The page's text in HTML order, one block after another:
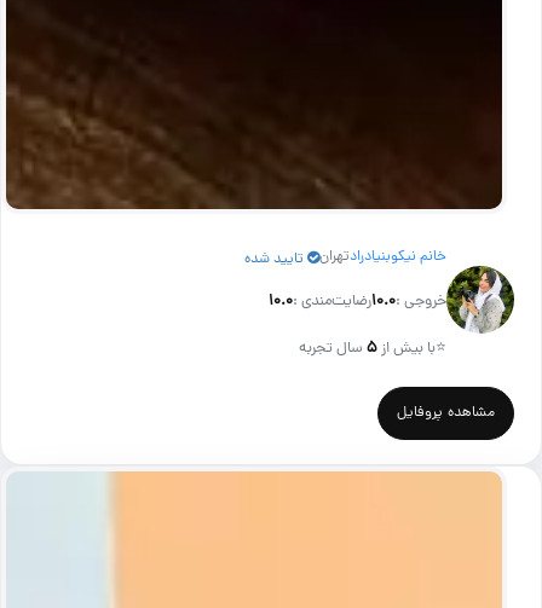
خانم نیکوبنیادرادتهران تایید شده
خروجی :۱۰.۰رضایت‌مندی :۱۰.۰
⭐با بیش از۵سال تجربه
مشاهده پروفایل